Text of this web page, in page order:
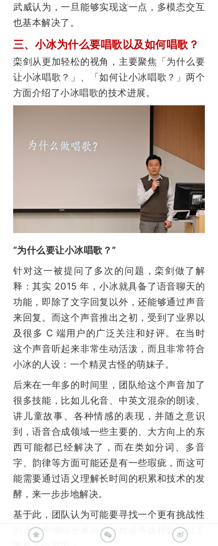
武威认为，一旦能够实现这一点，多模态交互
也基本解决了。
三、小冰为什么要唱歌以及如何唱歌？
栾剑从更加轻松的视角，主要聚焦「为什么要
让小冰唱歌？」、「如何让小冰唱歌？」两个
方面介绍了小冰唱歌的技术进展。
“为什么要让小冰唱歌？”
针对这一被提问了多次的问题，栾剑做了解
释：其实 2015 年，小冰就具备了语音聊天的
功能，即除了文字回复以外，还能够通过声音
来回复。而这个声音推出之初，受到了业界以
及很多 C 端用户的广泛关注和好评。在当时
这个声音听起来非常生动活泼，而且非常符合
小冰的人设：一个精灵古怪的萌妹子。
后来在一年多的时间里，团队给这个声音加了
很多技能，比如儿化音、中英文混杂的朗读、
讲儿童故事、各种情感的表现，并随之意识
到，语音合成领域一些主要的、大方向上的东
西可能都已经解决了，而在类如分词、多音
字、韵律等方面可能还是有一些瑕疵，而这可
能需要通过语义理解长时间的积累和技术的发
酵，来一步步地解决。
基于此，团队认为可能要寻找一个更有挑战性
的课题来继续开展研究，而最终选择做唱歌主